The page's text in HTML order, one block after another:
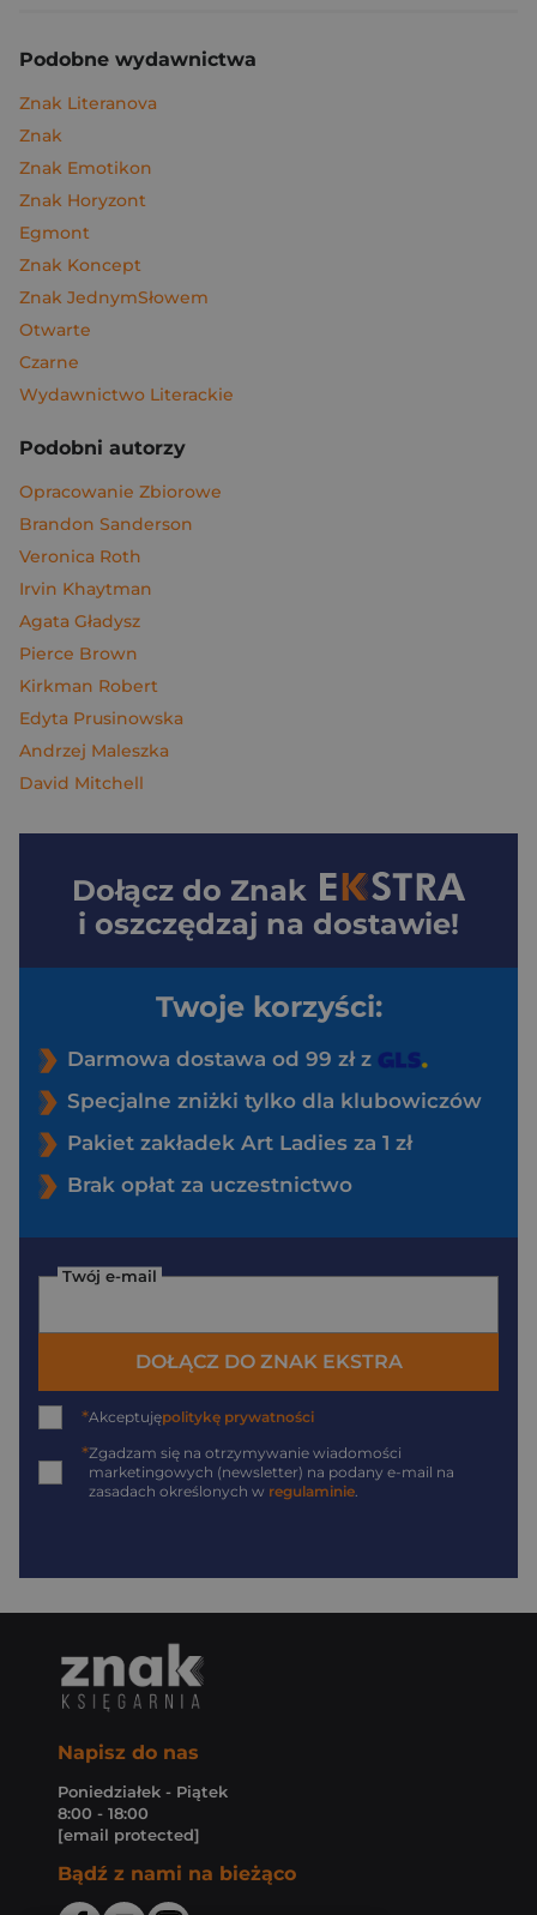
Podobne wydawnictwa
Znak Literanova
Znak
Znak Emotikon
Znak Horyzont
Egmont
Znak Koncept
Znak JednymSłowem
Otwarte
Czarne
Wydawnictwo Literackie
Podobni autorzy
Opracowanie Zbiorowe
Brandon Sanderson
Veronica Roth
Irvin Khaytman
Agata Gładysz
Pierce Brown
Kirkman Robert
Edyta Prusinowska
Andrzej Maleszka
David Mitchell
Dołącz do Znak
i oszczędzaj na dostawie!
Twoje korzyści:
Darmowa dostawa od 99 zł z
Specjalne zniżki tylko dla klubowiczów
Pakiet zakładek Art Ladies za 1 zł
Brak opłat za uczestnictwo
Twój e-mail
DOŁĄCZ DO ZNAK EKSTRA
*Akceptujępolitykę prywatności
*Zgadzam się na otrzymywanie wiadomości
marketingowych (newsletter) na podany e-mail na
zasadach określonych w regulaminie.
Napisz do nas
Poniedziałek - Piątek
8:00 - 18:00
[email protected]
Bądź z nami na bieżąco